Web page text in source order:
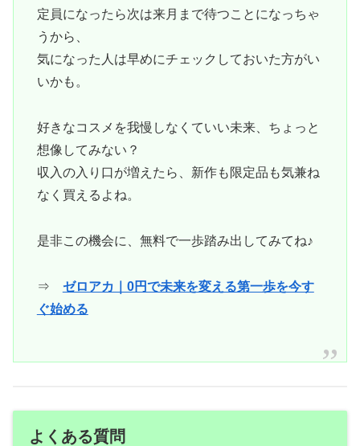
定員になったら次は来月まで待つことになっちゃ
うから、
気になった人は早めにチェックしておいた方がい
いかも。
好きなコスメを我慢しなくていい未来、ちょっと
想像してみない？
収入の入り口が増えたら、新作も限定品も気兼ね
なく買えるよね。
是非この機会に、無料で一歩踏み出してみてね♪
⇒ ゼロアカ｜0円で未来を変える第一歩を今す
ぐ始める
よくある質問